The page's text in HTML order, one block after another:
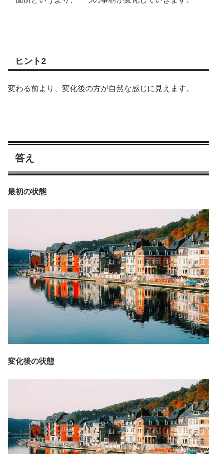
ヒント2
変わる前より、変化後の方が自然な感じに見えます。
答え
最初の状態
変化後の状態